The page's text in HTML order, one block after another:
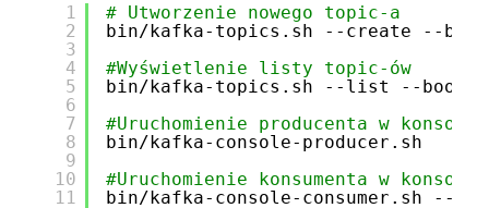
1
2
3
4
5
6
7
8
9
10
11
# Utworzenie nowego topic-a
bin/kafka-topics .sh --create --
#Wyświetlenie listy topic-ów
bin/kafka-topics .sh --list --
#Uruchomienie producenta w
bin/kafka-console-producer .sh   --
#Uruchomienie konsumenta w konsoli
bin/kafka-console-consumer .sh --